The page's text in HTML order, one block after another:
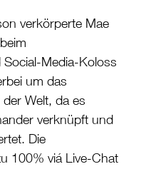
verkörperte Mae
Media-Koloss
um das
Welt, da es
verknüpft und
Die
100% viá Live-Chat